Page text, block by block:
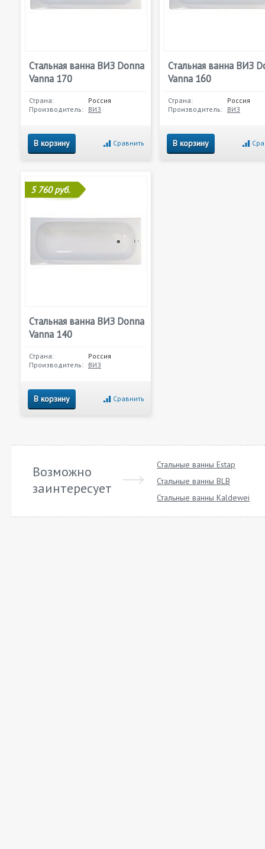
Стальная ванна ВИЗ Donna
Vanna 170
Страна:
Россия
Производитель: ВИЗ
В корзину Сравнить
Стальная ванна ВИЗ
Vanna 160
Страна:
Россия
Производитель: ВИЗ
В корзину
5 760 руб.
Стальная ванна ВИЗ Donna
Vanna 140
Страна:
Россия
Производитель: ВИЗ
В корзину Сравнить
Возможно
заинтересует
Стальные ванны Estap
Стальные ванны BLB
Стальные ванны Kaldewei